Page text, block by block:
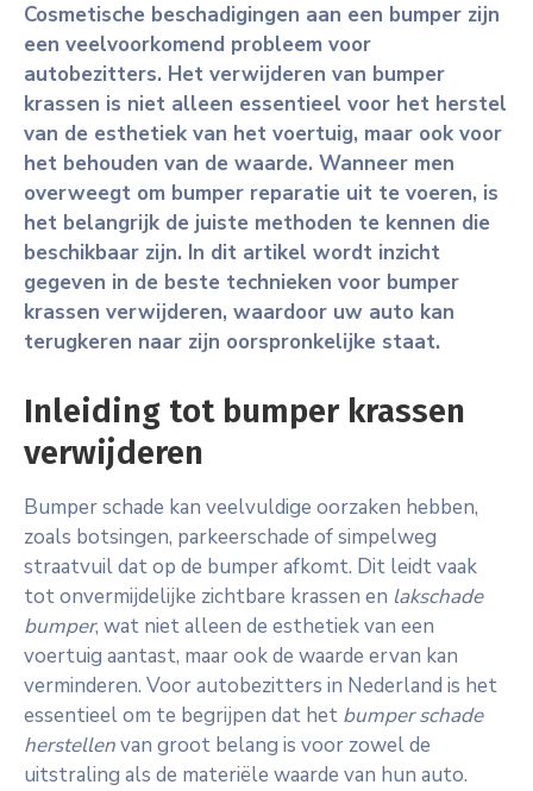
Cosmetische beschadigingen aan een bumper zijn
een veelvoorkomend probleem voor
autobezitters. Het verwijderen van bumper
krassen is niet alleen essentieel voor het herstel
van de esthetiek van het voertuig, maar ook voor
het behouden van de waarde. Wanneer men
overweegt om bumper reparatie uit te voeren, is
het belangrijk de juiste methoden te kennen die
beschikbaar zijn. In dit artikel wordt inzicht
gegeven in de beste technieken voor bumper
krassen verwijderen, waardoor uw auto kan
terugkeren naar zijn oorspronkelijke staat.
Inleiding tot bumper krassen
verwijderen
Bumper schade kan veelvuldige oorzaken hebben,
zoals botsingen, parkeerschade of simpelweg
straatvuil dat op de bumper afkomt. Dit leidt vaak
tot onvermijdelijke zichtbare krassen en lakschade
bumper, wat niet alleen de esthetiek van een
voertuig aantast, maar ook de waarde ervan kan
verminderen. Voor autobezitters in Nederland is het
essentieel om te begrijpen dat het bumper schade
herstellenvan groot belang is voor zowel de
uitstraling als de materiële waarde van hun auto.